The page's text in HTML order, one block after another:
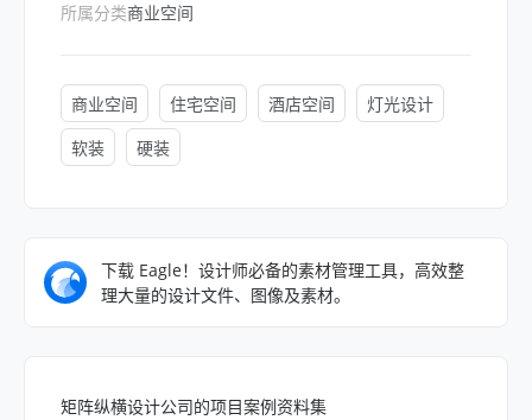
所属分类商业空间
商业空间 住宅空间 酒店空间
灯光设计
软装
硬装
下载 Eagle！设计师必备的素材管理工具，高效整
理大量的设计文件、图像及素材。
矩阵纵横设计公司的项目案例资料集